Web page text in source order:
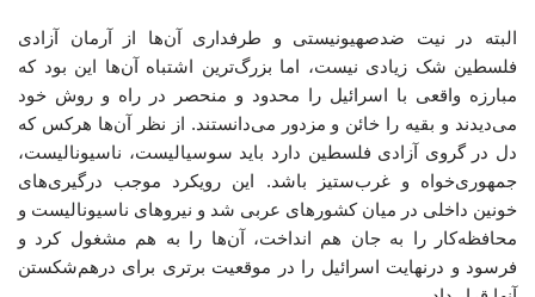
البته در نیت ضدصهیونیستی و طرفداری آن‌ها از آرمان آزادی
فلسطین شک زیادی نیست، اما بزرگ‌ترین اشتباه آن‌ها این بود که
مبارزه واقعی با اسرائیل را محدود و منحصر در راه و روش خود
می‌دیدند و بقیه را خائن و مزدور می‌دانستند. از نظر آن‌ها هرکس که
دل در گروی آزادی فلسطین دارد باید سوسیالیست، ناسیونالیست،
جمهوری‌خواه و غرب‌ستیز باشد. این رویکرد موجب درگیری‌های
خونین داخلی در میان کشورهای عربی شد و نیروهای ناسیونالیست و
محافظه‌کار را به جان هم انداخت، آن‌ها را به هم مشغول کرد و
فرسود و درنهایت اسرائیل را در موقعیت برتری برای درهم‌شکستن